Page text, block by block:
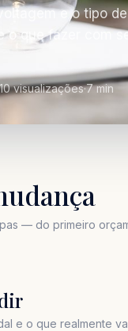
e o tipo
o que fazer com
visualizações·7 min
— do primeiro
e o que realmente